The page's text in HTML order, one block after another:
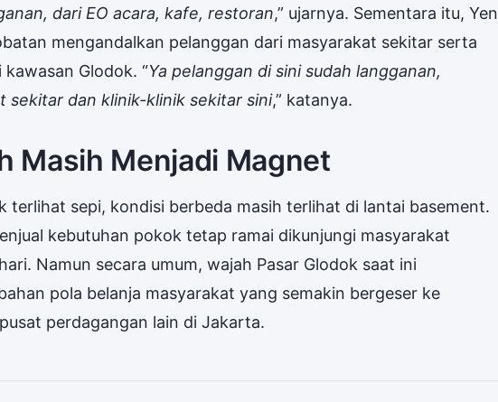
dari EO acara, kafe, restoran,” ujarnya. Sementara itu, Yen
mengandalkan pelanggan dari masyarakat sekitar serta
Glodok. “Ya pelanggan di sini sudah langganan,
sekitar dan klinik-klinik sekitar sini,” katanya.
Masih Menjadi Magnet
terlihat sepi, kondisi berbeda masih terlihat di lantai basement.
kebutuhan pokok tetap ramai dikunjungi masyarakat
Namun secara umum, wajah Pasar Glodok saat ini
pola belanja masyarakat yang semakin bergeser ke
perdagangan lain di Jakarta.